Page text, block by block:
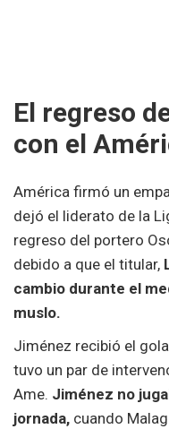
El regreso
con el
América firmó un
dejó el liderato de la
regreso del portero
debido a que el titular,
cambio durante el
muslo.
Jiménez recibió el
tuvo un par de
Ame. Jiménez no
jornada, cuando